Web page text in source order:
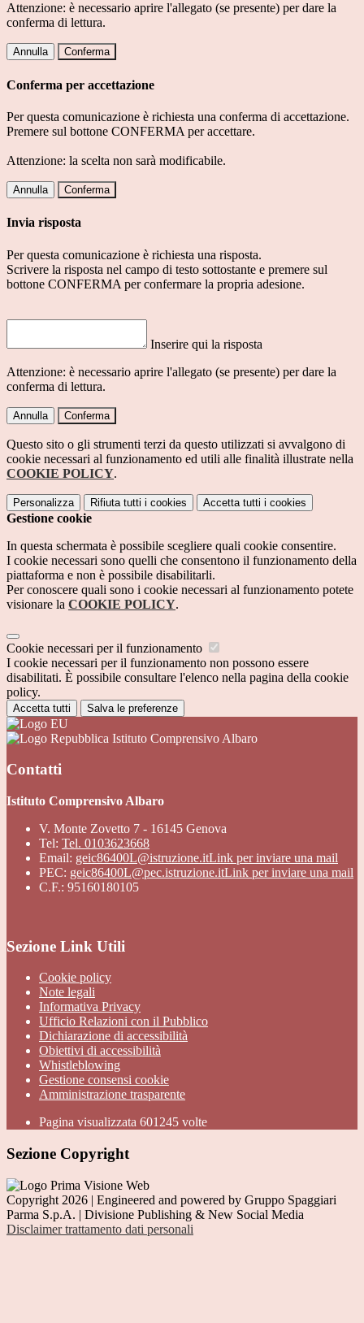
Attenzione: è necessario aprire l'allegato (se presente) per dare la
conferma di lettura.
Annulla Conferma
Conferma per accettazione
Per questa comunicazione è richiesta una conferma di accettazione.
Premere sul bottone CONFERMA per accettare.
Attenzione: la scelta non sarà modificabile.
Annulla Conferma
Invia risposta
Per questa comunicazione è richiesta una risposta.
Scrivere la risposta nel campo di testo sottostante e premere sul
bottone CONFERMA per confermare la propria adesione.
Inserire qui la risposta
Attenzione: è necessario aprire l'allegato (se presente) per dare la
conferma di lettura.
Annulla Conferma
Questo sito o gli strumenti terzi da questo utilizzati si avvalgono di
cookie necessari al funzionamento ed utili alle finalità illustrate nella
COOKIE POLICY.
Personalizza Rifiuta tutti i cookies Accetta tutti i cookies
Gestione cookie
In questa schermata è possibile scegliere quali cookie consentire.
I cookie necessari sono quelli che consentono il funzionamento della
piattaforma e non è possibile disabilitarli.
Per conoscere quali sono i cookie necessari al funzionamento potete
visionare la COOKIE POLICY.
Cookie necessari per il funzionamento
I cookie necessari per il funzionamento non possono essere
disabilitati. È possibile consultare l'elenco nella pagina della cookie
policy.
Accetta tutti Salva le preferenze
Istituto Comprensivo Albaro
Contatti
Istituto Comprensivo Albaro
V. Monte Zovetto 7 - 16145 Genova
Tel: Tel. 0103623668
Email: geic86400L@istruzione.itLink per inviare una mail
PEC: geic86400L@pec.istruzione.itLink per inviare una mail
C.F.: 95160180105
Sezione Link Utili
Cookie policy
Note legali
Informativa Privacy
Ufficio Relazioni con il Pubblico
Dichiarazione di accessibilità
Obiettivi di accessibilità
Whistleblowing
Gestione consensi cookie
Amministrazione trasparente
Pagina visualizzata 601245 volte
Sezione Copyright
Copyright 2026 | Engineered and powered by Gruppo Spaggiari
Parma S.p.A. | Divisione Publishing & New Social Media
Disclaimer trattamento dati personali